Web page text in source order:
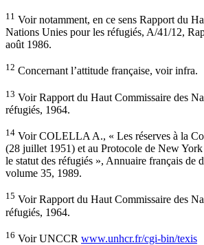
11 Voir notamment, en ce sens Rapport du
Nations Unies pour les réfugiés, A/41/12,
août 1986.
12 Concernant l’attitude française, voir infra.
13 Voir Rapport du Haut Commissaire des
réfugiés, 1964.
14 Voir COLELLA A., « Les réserves à la
(28 juillet 1951) et au Protocole de New
le statut des réfugiés », Annuaire français de
volume 35, 1989.
15 Voir Rapport du Haut Commissaire des
réfugiés, 1964.
16 Voir UNCCR www.unhcr.fr/cgi-bin/texis